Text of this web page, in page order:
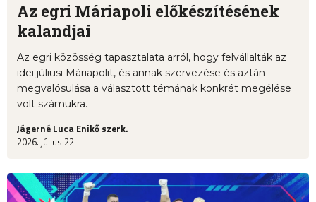
Az egri Máriapoli előkészítésének
kalandjai
Az egri közösség tapasztalata arról, hogy felvállalták az
idei júliusi Máriapolit, és annak szervezése és aztán
megvalósulása a választott témának konkrét megélése
volt számukra.
Jágerné Luca Enikő szerk.
2026. július 22.